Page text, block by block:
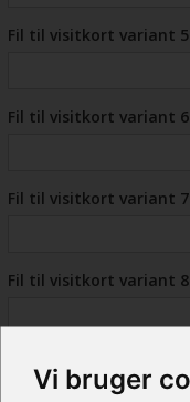
Vi bruger
Fil til visitkort variant 5
Fil til visitkort variant 6
Fil til visitkort variant 7
Fil til visitkort variant 8